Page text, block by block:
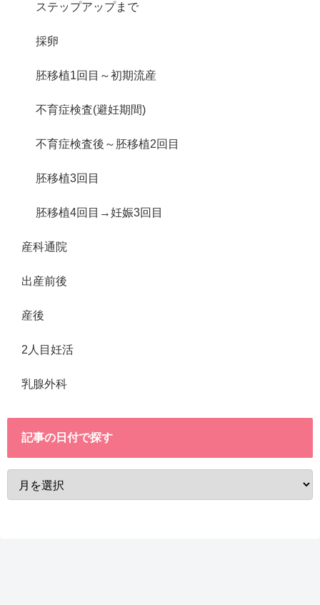
ステップアップまで
採卵
胚移植1回目～初期流産
不育症検査(避妊期間)
不育症検査後～胚移植2回目
胚移植3回目
胚移植4回目→妊娠3回目
産科通院
出産前後
産後
2人目妊活
乳腺外科
記事の日付で探す